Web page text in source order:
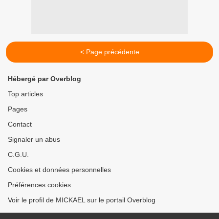
< Page précédente
Hébergé par Overblog
Top articles
Pages
Contact
Signaler un abus
C.G.U.
Cookies et données personnelles
Préférences cookies
Voir le profil de MICKAEL sur le portail Overblog